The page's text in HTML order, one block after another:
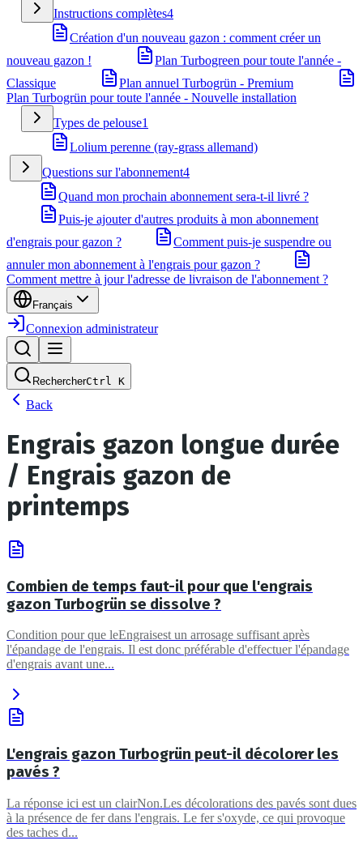
Instructions complètes4
Création d'un nouveau gazon : comment créer un
nouveau gazon !
Plan Turbogreen pour toute l'année -
Classique
Plan annuel Turbogrün - Premium
Plan Turbogrün pour toute l'année - Nouvelle installation
Types de pelouse1
Lolium perenne (ray-grass allemand)
Questions sur l'abonnement4
Quand mon prochain abonnement sera-t-il livré ?
Puis-je ajouter d'autres produits à mon abonnement
d'engrais pour gazon ?
Comment puis-je suspendre ou
annuler mon abonnement à l'engrais pour gazon ?
Comment mettre à jour l'adresse de livraison de l'abonnement ?
Français
Connexion administrateur
RechercherCtrl K
Back
Engrais gazon longue durée
/ Engrais gazon de
printemps
Combien de temps faut-il pour que l'engrais
gazon Turbogrün se dissolve ?
Condition pour que leEngraisest un arrosage suffisant après
l'épandage de l'engrais. Il est donc préférable d'effectuer l'épandage
d'engrais avant une...
L'engrais gazon Turbogrün peut-il décolorer les
pavés ?
La réponse ici est un clairNon.Les décolorations des pavés sont dues
à la présence de fer dans l'engrais. Le fer s'oxyde, ce qui provoque
des taches d...